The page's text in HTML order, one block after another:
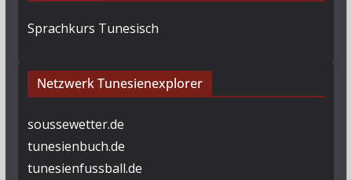
Sprachkurs Tunesisch
Netzwerk Tunesienexplorer
soussewetter.de
tunesienbuch.de
tunesienfussball.de